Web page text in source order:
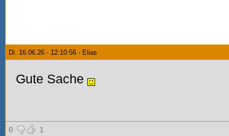
Di. 16.06.26 - 12:10:56 - Elias
Gute Sache
0 1